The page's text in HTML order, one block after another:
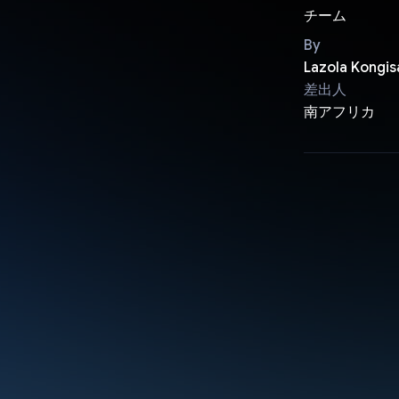
チーム
By
Lazola
差出人
南アフリカ